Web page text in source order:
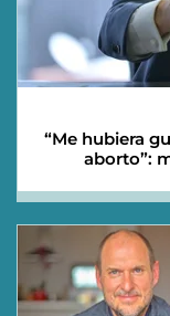
“Me hubiera
aborto”: